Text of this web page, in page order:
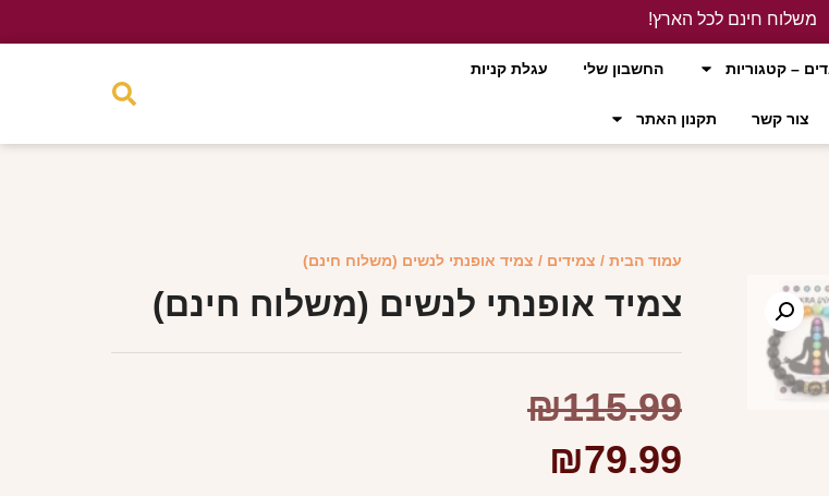
משלוח חינם לכל הארץ!
– קטגוריות החשבון שלי עגלת קניות
צור קשר תקנון האתר
עמוד הבית / צמידים / צמיד אופנתי לנשים (משלוח חינם)
צמיד אופנתי לנשים (משלוח חינם)
₪115.99
₪79.99